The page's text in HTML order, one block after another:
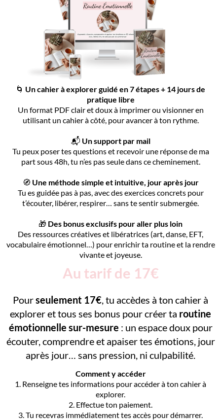
🌀 Un cahier à explorer guidé en 7 étapes + 14 jours de
pratique libre
Un format PDF clair et doux à imprimer ou visionner en
utilisant un cahier à côté, pour avancer à ton rythme.
📬 Un support par mail
Tu peux poser tes questions et recevoir une réponse de ma
part sous 48h, tu n’es pas seule dans ce cheminement.
🧭 Une méthode simple et intuitive, jour après jour
Tu es guidée pas à pas, avec des exercices concrets pour
t’écouter, libérer, respirer… sans te sentir submergée.
🎁 Des bonus exclusifs pour aller plus loin
Des ressources créatives et libératrices (art, danse, EFT,
vocabulaire émotionnel…) pour enrichir ta routine et la rendre
vivante et joyeuse.
Au tarif de 17€
Pourseulement 17€ , tu accèdes à ton cahier à
explorer et tous ses bonus pour créer ta routine
émotionnelle sur-mesure : un espace doux pour
écouter, comprendre et apaiser tes émotions, jour
après jour… sans pression, ni culpabilité.
Comment y accéder
1. Renseigne tes informations pour accéder à ton cahier à
explorer.
2. Effectue ton paiement.
3. Tu recevras immédiatement tes accès pour démarrer.